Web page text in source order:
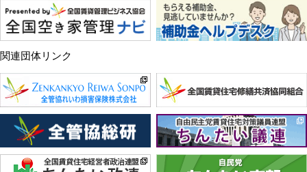
関連団体リンク